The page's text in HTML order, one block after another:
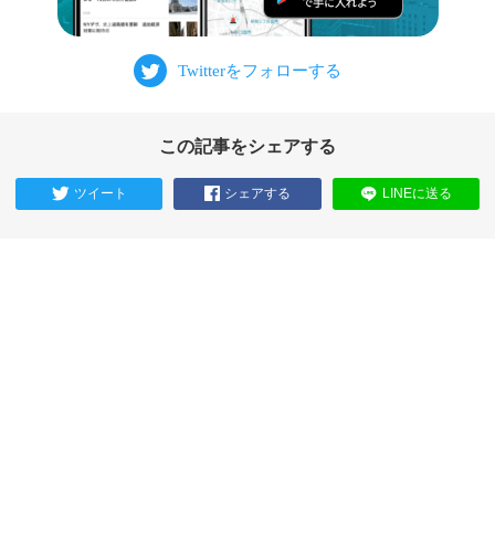
この記事をシェアする
ツイート シェアする LINEに送る